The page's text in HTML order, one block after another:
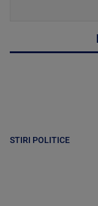
STIRI POLITICE